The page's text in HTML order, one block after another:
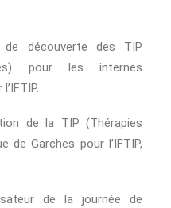
de découverte des TIP
pour les internes
de la TIP (Thérapies
de Garches pour l’IFTIP,
de la journée de